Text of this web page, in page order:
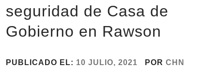
seguridad de Casa de
Gobierno en Rawson
PUBLICADO EL: 10 JULIO, 2021 POR CHN